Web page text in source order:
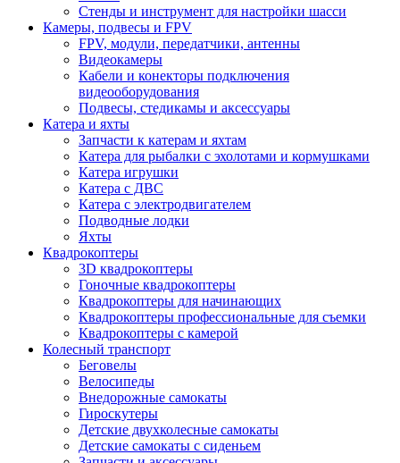
Стенды и инструмент для настройки шасси
Камеры, подвесы и FPV
FPV, модули, передатчики, антенны
Видеокамеры
Кабели и конекторы подключения
видеооборудования
Подвесы, стедикамы и аксессуары
Катера и яхты
Запчасти к катерам и яхтам
Катера для рыбалки с эхолотами и кормушками
Катера игрушки
Катера с ДВС
Катера с электродвигателем
Подводные лодки
Яхты
Квадрокоптеры
3D квадрокоптеры
Гоночные квадрокоптеры
Квадрокоптеры для начинающих
Квадрокоптеры профессиональные для съемки
Квадрокоптеры с камерой
Колесный транспорт
Беговелы
Велосипеды
Внедорожные самокаты
Гироскутеры
Детские двухколесные самокаты
Детские самокаты с сиденьем